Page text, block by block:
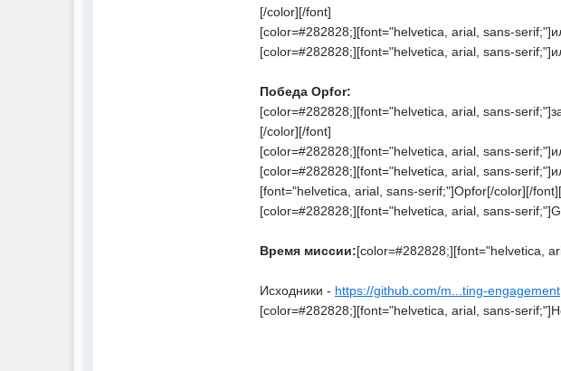
[/color][/font]
[color=#282828;][font="helvetica, arial, sans-
[color=#282828;][font="helvetica, arial, sans-
Победа Opfor:
[color=#282828;][font="helvetica, arial, sans-
[/color][/font]
[color=#282828;][font="helvetica, arial, sans-
[color=#282828;][font="helvetica, arial, sans-
[font="helvetica, arial, sans-serif;"]Opfor[/color][/
[color=#282828;][font="helvetica, arial, sans-
Время миссии:[color=#282828;][font="helvetica,
Исходники - https://github.com/m...ting-engagement
[color=#282828;][font="helvetica, arial, sans-